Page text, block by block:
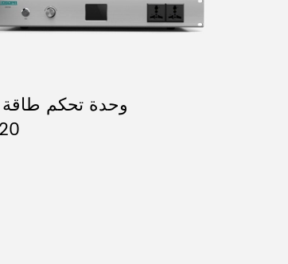
وحدة تحكم طاقة